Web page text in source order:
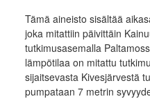
Tämä aineisto sisältää
joka mitattiin päivittäin
tutkimusasemalla
lämpötilaa on mitattu
sijaitsevasta Kivesjärvestä
pumpataan 7 metrin